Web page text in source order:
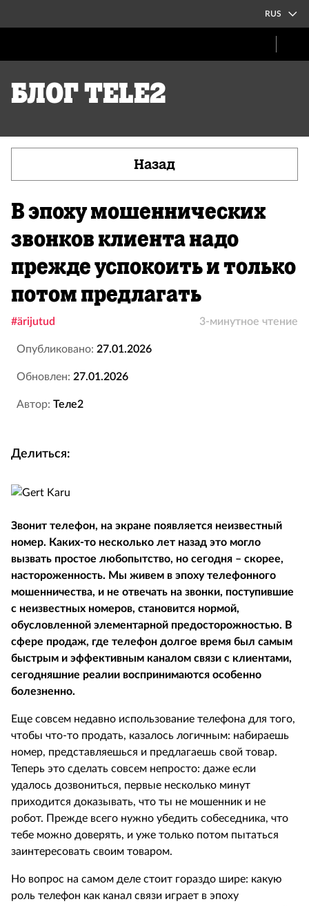
RUS
Блог Tele2
Назад
В эпоху мошеннических
звонков клиента надо
прежде успокоить и только
потом предлагать
#ärijutud 3-минутное чтение
Опубликовано: 27.01.2026
Обновлен: 27.01.2026
Автор: Теле2
Делиться:
Звонит телефон, на экране появляется неизвестный
номер. Каких-то несколько лет назад это могло
вызвать простое любопытство, но сегодня – скорее,
настороженность. Мы живем в эпоху телефонного
мошенничества, и не отвечать на звонки, поступившие
с неизвестных номеров, становится нормой,
обусловленной элементарной предосторожностью. В
сфере продаж, где телефон долгое время был самым
быстрым и эффективным каналом связи с клиентами,
сегодняшние реалии воспринимаются особенно
болезненно.
Еще совсем недавно использование телефона для того,
чтобы что-то продать, казалось логичным: набираешь
номер, представляешься и предлагаешь свой товар.
Теперь это сделать совсем непросто: даже если
удалось дозвониться, первые несколько минут
приходится доказывать, что ты не мошенник и не
робот. Прежде всего нужно убедить собеседника, что
тебе можно доверять, и уже только потом пытаться
заинтересовать своим товаром.
Но вопрос на самом деле стоит гораздо шире: какую
роль телефон как канал связи играет в эпоху